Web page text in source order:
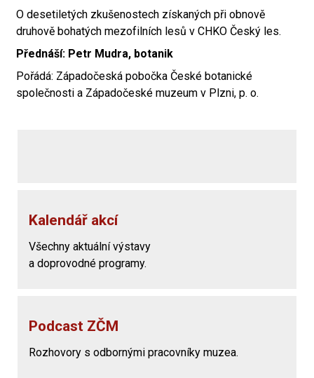
O desetiletých zkušenostech získaných při obnově
druhově bohatých mezofilních lesů v CHKO Český les.
Přednáší: Petr Mudra, botanik
Pořádá: Západočeská pobočka České botanické
společnosti a Západočeské muzeum v Plzni, p. o.
Kalendář akcí
Všechny aktuální výstavy
a doprovodné programy.
Podcast ZČM
Rozhovory s odbornými pracovníky muzea.